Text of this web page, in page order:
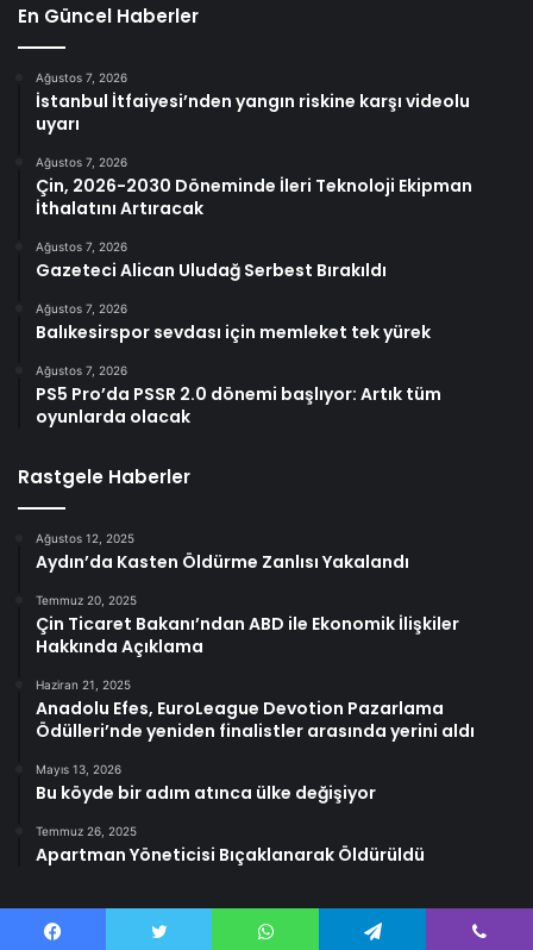
En Güncel Haberler
Ağustos 7, 2026
İstanbul İtfaiyesi’nden yangın riskine karşı videolu
uyarı
Ağustos 7, 2026
Çin, 2026-2030 Döneminde İleri Teknoloji Ekipman
İthalatını Artıracak
Ağustos 7, 2026
Gazeteci Alican Uludağ Serbest Bırakıldı
Ağustos 7, 2026
Balıkesirspor sevdası için memleket tek yürek
Ağustos 7, 2026
PS5 Pro’da PSSR 2.0 dönemi başlıyor: Artık tüm
oyunlarda olacak
Rastgele Haberler
Ağustos 12, 2025
Aydın’da Kasten Öldürme Zanlısı Yakalandı
Temmuz 20, 2025
Çin Ticaret Bakanı’ndan ABD ile Ekonomik İlişkiler
Hakkında Açıklama
Haziran 21, 2025
Anadolu Efes, EuroLeague Devotion Pazarlama
Ödülleri’nde yeniden finalistler arasında yerini aldı
Mayıs 13, 2026
Bu köyde bir adım atınca ülke değişiyor
Temmuz 26, 2025
Apartman Yöneticisi Bıçaklanarak Öldürüldü